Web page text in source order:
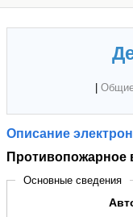
Описание
Противопожарное
Основные сведения